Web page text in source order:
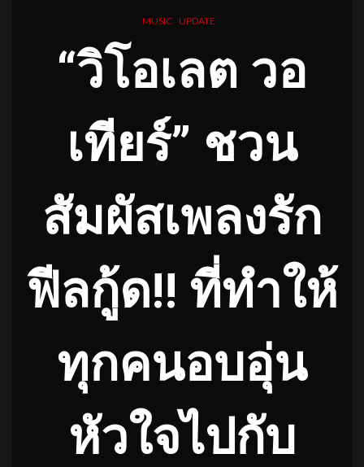
MUSIC UPDATE
“วิโอเลต วอ
เทียร์” ชวน
สัมผัสเพลงรัก
ฟีลกู้ด!! ที่ทำให้
ทุกคนอบอุ่น
หัวใจไปกับ